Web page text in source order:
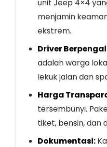
unit Jeep 4×4
menjamin
ekstrem.
Driver
adalah warga
lekuk jalan dan
Harga
tersembunyi.
tiket, bensin, dan
Dokumentasi: